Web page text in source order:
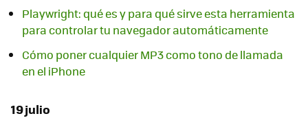
Playwright: qué es y para qué sirve esta herramienta
para controlar tu navegador automáticamente
Cómo poner cualquier MP3 como tono de llamada
en el iPhone
19 julio